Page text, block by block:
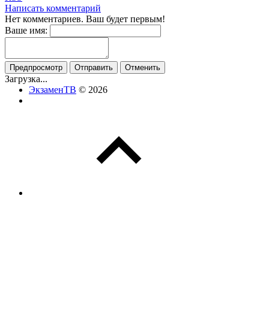
Написать комментарий
Нет комментариев. Ваш будет первым!
Ваше имя:
Загрузка...
ЭкзаменТВ © 2026